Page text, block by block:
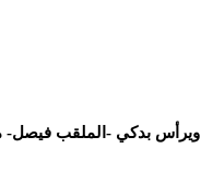
ويرأس بدكي -الملقب فيصل-